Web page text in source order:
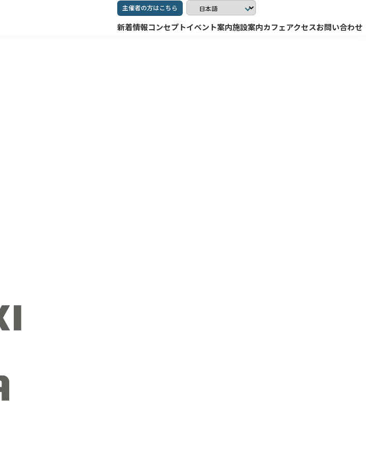
新着情報コンセプトイベント案内施設案内カフェアクセスお問い合わせ
主催者の方はこちら